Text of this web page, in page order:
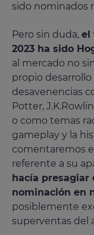
sido nominados
Pero sin duda, el
2023 ha sido
al mercado no
propio
desavenencias
Potter,
o como temas
gameplay y la
comentaremos
referente a su
hacía
nominación en
posiblemente
superventas del